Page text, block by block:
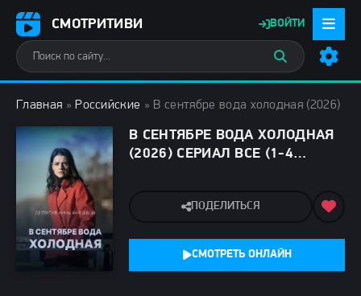
СМОТРИТИВИ ВОЙТИ
Главная » Российские » В сентябре вода холодная (2026)
В СЕНТЯБРЕ ВОДА ХОЛОДНАЯ
(2026) СЕРИАЛ ВСЕ (1-4
ПОДЕЛИТЬСЯ
СМОТРЕТЬ ОНЛАЙН